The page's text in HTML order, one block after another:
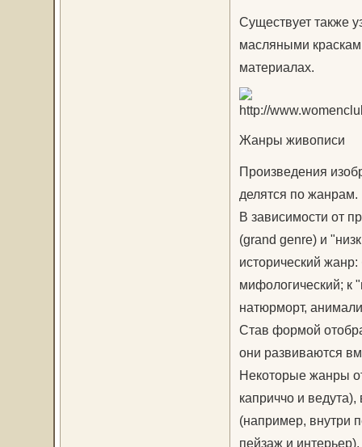
Существует также
масляными
материалах.
Жанры живописи
Произведения
делятся по жанрам.
В зависимости от
(grand genre) и
исторический
мифологический; к
натюрморт,
Став формой
они развиваются
Некоторые жанры
каприччо и
(например, внутри
пейзаж и